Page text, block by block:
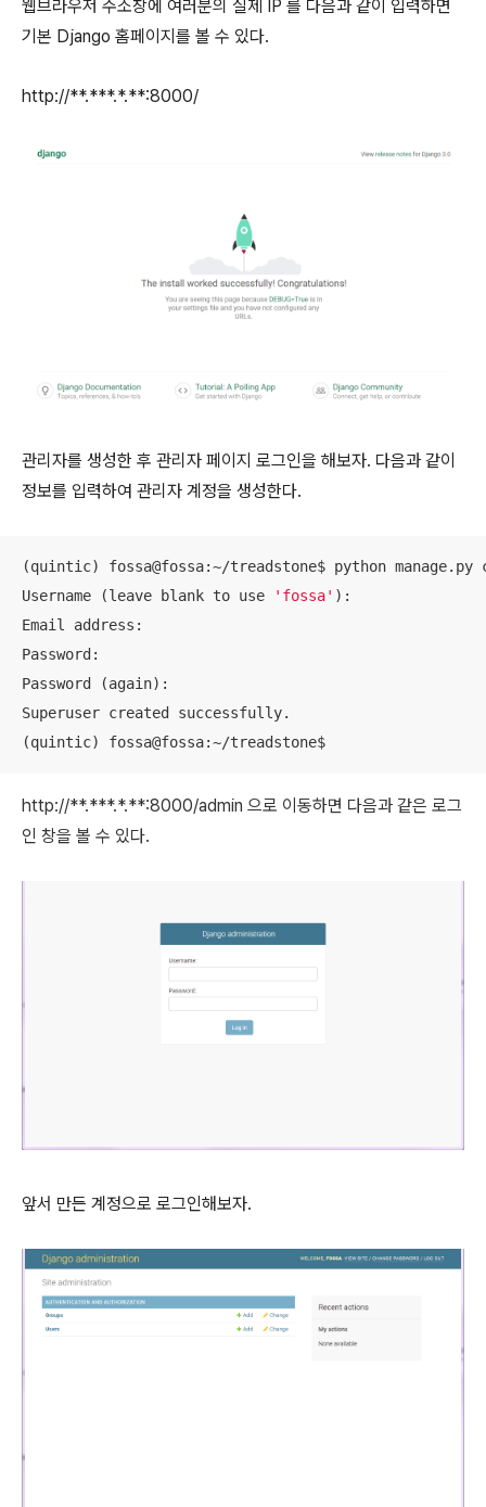
웹브라우저 주소창에 여러분의 실제 IP 를 다음과 같이 입력하면
기본 Django 홈페이지를 볼 수 있다.
http://**.***.*.**:8000/
관리자를 생성한 후 관리자 페이지 로그인을 해보자. 다음과 같이
정보를 입력하여 관리자 계정을 생성한다.
(quintic) fossa@fossa:~/treadstone$ python manage.py
Username (leave blank to use
'fossa' ):
Email address:
Password:
Password (again):
Superuser created successfully.
http://**.***.*.**:8000/admin 으로 이동하면 다음과 같은 로그
인 창을 볼 수 있다.
앞서 만든 계정으로 로그인해보자.